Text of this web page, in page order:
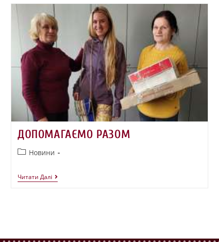
ДОПОМАГАЄМО РАЗОМ
Новини
Читати Далі